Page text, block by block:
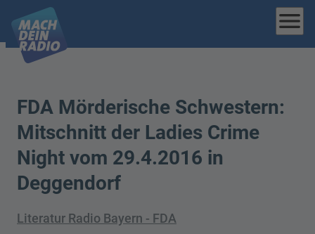
menu
FDA Mörderische Schwestern:
Mitschnitt der Ladies Crime
Night vom 29.4.2016 in
Deggendorf
Literatur Radio Bayern - FDA